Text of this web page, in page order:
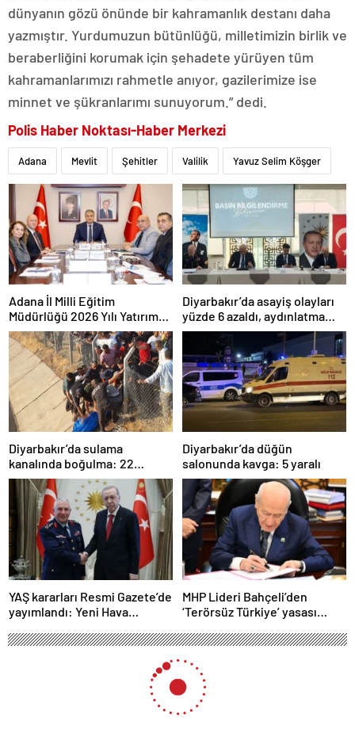
dünyanın gözü önünde bir kahramanlık destanı daha
yazmıştır. Yurdumuzun bütünlüğü, milletimizin birlik ve
beraberliğini korumak için şehadete yürüyen tüm
kahramanlarımızı rahmetle anıyor, gazilerimize ise
minnet ve şükranlarımı sunuyorum.” dedi.
Polis Haber Noktası-Haber Merkezi
Adana Mevlit Şehitler Valilik Yavuz Selim Köşger
Adana İl Milli Eğitim
Müdürlüğü 2026 Yılı Yatırım
Programı değerlendirildi
Diyarbakır’da asayiş olayları
yüzde 6 azaldı, aydınlatma
oranı yüzde 98’e yükseldi
Diyarbakır’da sulama
kanalında boğulma: 22
yaşındaki genç hayatını
kaybetti
Diyarbakır’da düğün
salonunda kavga: 5 yaralı
YAŞ kararları Resmi Gazete’de
yayımlandı: Yeni Hava
Orgeneral Rafet Dalkıran
MHP Lideri Bahçeli’den
‘Terörsüz Türkiye’ yasası